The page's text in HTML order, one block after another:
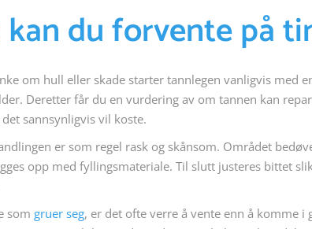
kan du forvente på
om hull eller skade starter tannlegen vanligvis med
Deretter får du en vurdering av om tannen kan
sannsynligvis vil koste.
er som regel rask og skånsom. Området
opp med fyllingsmateriale. Til slutt justeres bittet
som gruer seg, er det ofte verre å vente enn å komme